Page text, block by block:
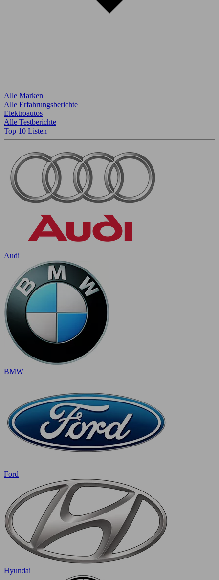
Alle Marken
Alle Erfahrungsberichte
Elektroautos
Alle Testberichte
Top 10 Listen
Audi
BMW
Ford
Hyundai